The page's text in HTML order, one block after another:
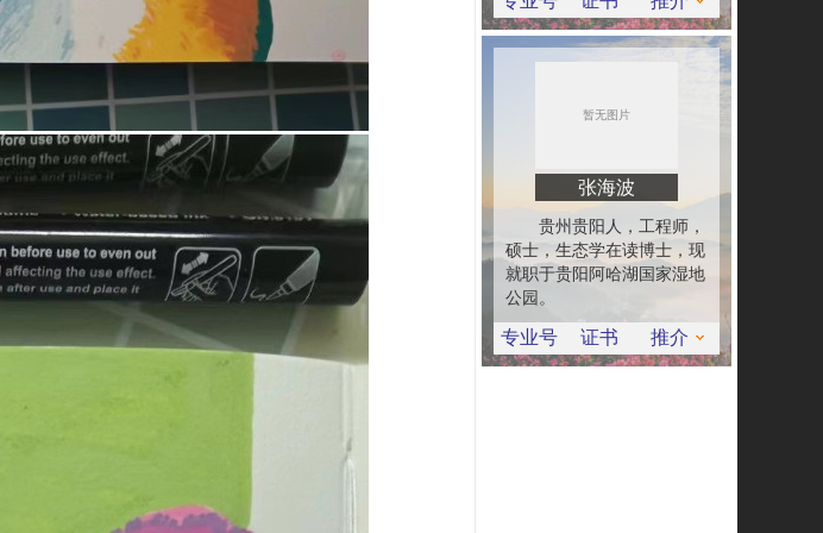
张海波
贵州贵阳人，工程师，
硕士，生态学在读博士，现
就职于贵阳阿哈湖国家湿地
公园。
专业号 证书 推介